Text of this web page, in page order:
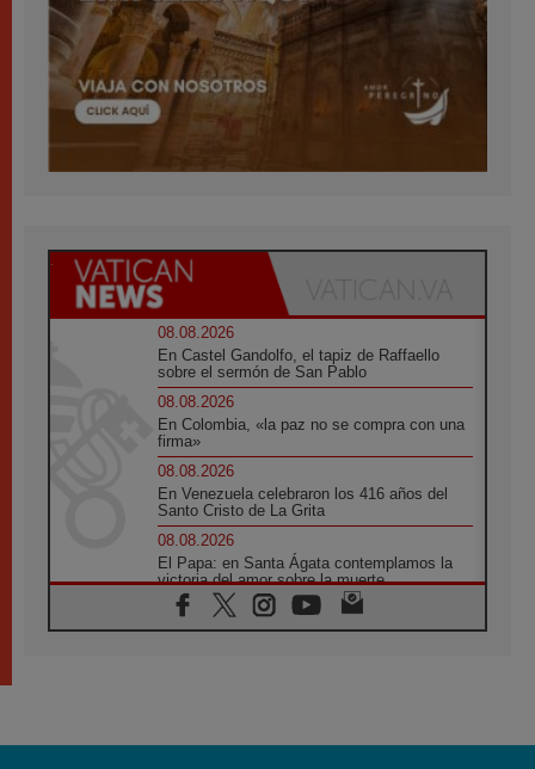
08.08.2026
En Castel Gandolfo, el tapiz de Raffaello
sobre el sermón de San Pablo
08.08.2026
En Colombia, «la paz no se compra con una
firma»
08.08.2026
En Venezuela celebraron los 416 años del
Santo Cristo de La Grita
08.08.2026
El Papa: en Santa Ágata contemplamos la
victoria del amor sobre la muerte
08.08.2026
León XIV visitará el Santuario de la Madre
07.08.2026